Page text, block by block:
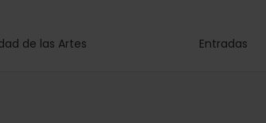
de las Artes Entradas